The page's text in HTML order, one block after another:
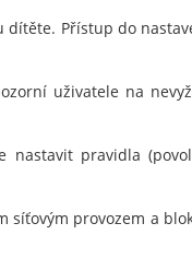
Přístup do
uživatele na
pravidla
provozem a